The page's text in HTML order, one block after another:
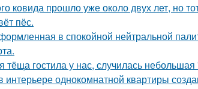
ковида прошло уже около двух лет, но
пёс.
в спокойной нейтральной
тёща гостила у нас, случилась
однокомнатной квартиры